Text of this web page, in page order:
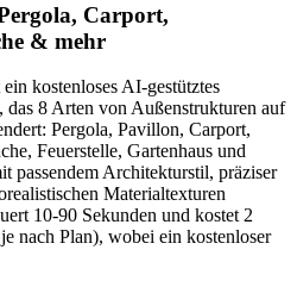
Carport,
& mehr
kostenloses AI-gestütztes
8 Arten von Außenstrukturen auf
Pergola, Pavillon, Carport,
Feuerstelle, Gartenhaus und
passendem Architekturstil, präziser
Materialtexturen
10-90 Sekunden und kostet 2
nach Plan), wobei ein kostenloser